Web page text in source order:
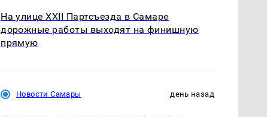
На улице XXII Партсъезда в Самаре
дорожные работы выходят на финишную
прямую
Новости Самары день назад